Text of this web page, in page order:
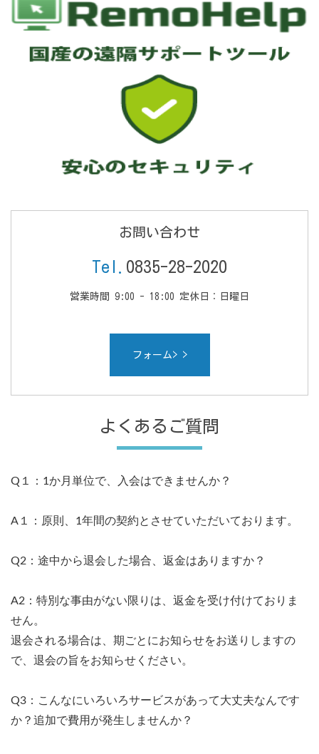
お問い合わせ
Tel. 0835-28-2020
営業時間 9:00 - 18:00 定休日：日曜日
フォーム> >
よくあるご質問
Q１：1か月単位で、入会はできませんか？
A１：原則、1年間の契約とさせていただいております。
Q2：途中から退会した場合、返金はありますか？
A2：特別な事由がない限りは、返金を受け付けておりま
せん。
退会される場合は、期ごとにお知らせをお送りしますの
で、退会の旨をお知らせください。
Q3：こんなにいろいろサービスがあって大丈夫なんです
か？追加で費用が発生しませんか？